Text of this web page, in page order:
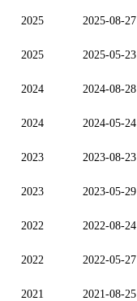
2025 2025-08-27
2025 2025-05-23
2024 2024-08-28
2024 2024-05-24
2023 2023-08-23
2023 2023-05-29
2022 2022-08-24
2022 2022-05-27
2021 2021-08-25